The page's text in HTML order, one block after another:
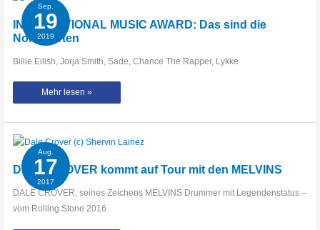
Sep.
19
2019
INTERNATIONAL MUSIC AWARD: Das sind die
Nominierten
Billie Eilish, Jorja Smith, Sade, Chance The Rapper, Lykke
INTERNATIONAL
sind
Nominierten
Mehr lesen »
Aug.
17
2017
DALE CROVER kommt auf Tour mit den MELVINS
DALE CROVER, seines Zeichens MELVINS Drummer mit Legendenstatus –
vom Rolling Stone 2016